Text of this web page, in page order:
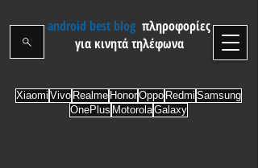
android best blog πληροφορίες
για κινητά τηλέφωνα
Xiaomi Vivo Realme HonorOppo Redmi Samsung
OnePlus MotorolaGalaxy